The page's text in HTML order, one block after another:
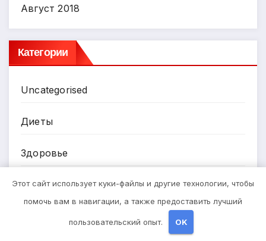
Август 2018
Категории
Uncategorised
Диеты
Здоровье
Мода и красота
Этот сайт использует куки-файлы и другие технологии, чтобы
помочь вам в навигации, а также предоставить лучший
пользовательский опыт. OK